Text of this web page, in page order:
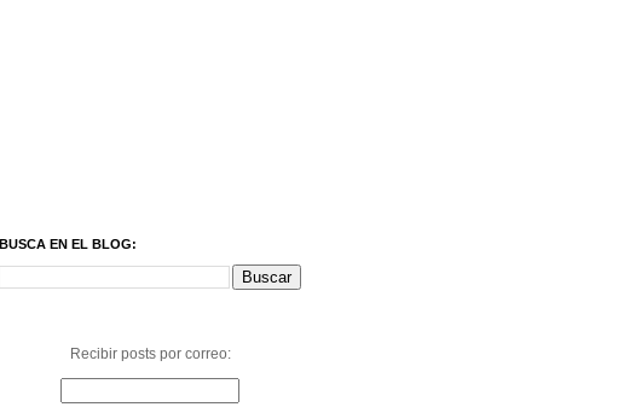
BUSCA EN EL BLOG:
Recibir posts por correo: